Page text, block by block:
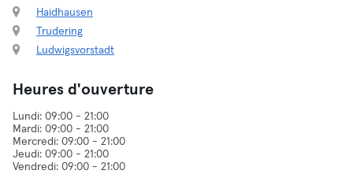
Haidhausen
Trudering
Ludwigsvorstadt
Heures d'ouverture
Lundi: 09:00 - 21:00
Mardi: 09:00 - 21:00
Mercredi: 09:00 - 21:00
Jeudi: 09:00 - 21:00
Vendredi: 09:00 - 21:00